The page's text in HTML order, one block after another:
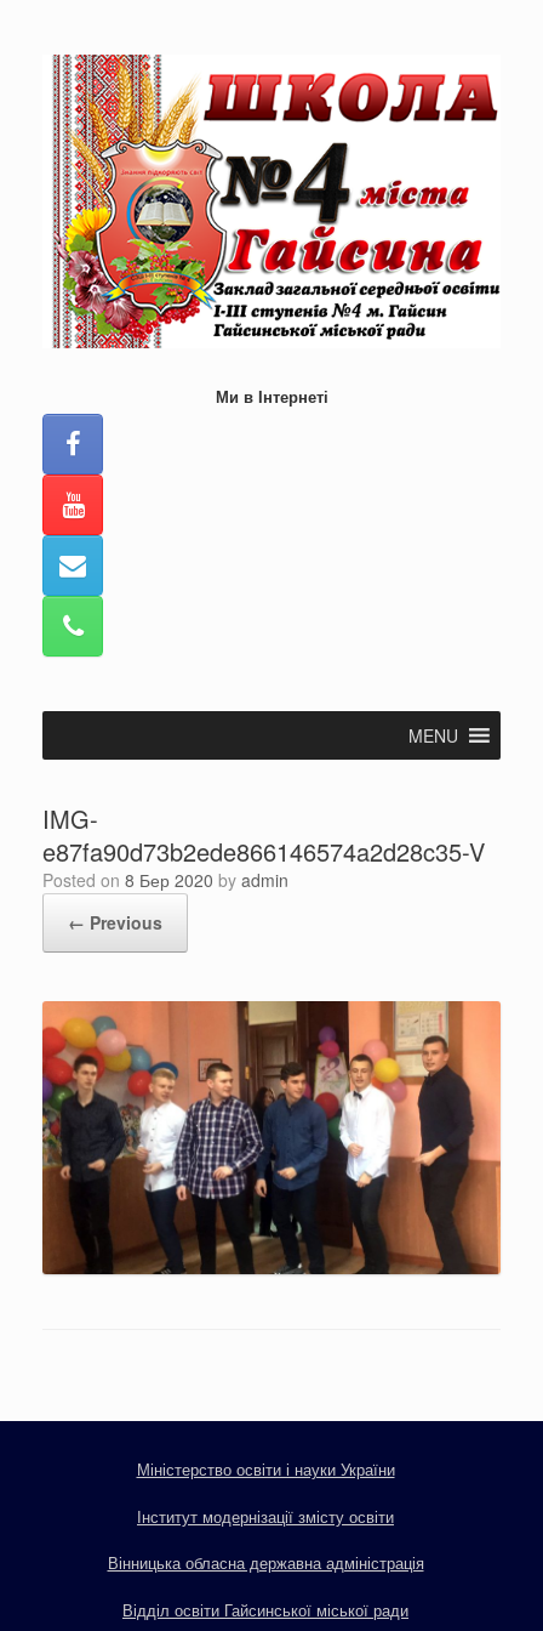
Ми в Інтернеті
MENU
IMG-
e87fa90d73b2ede866146574a2d28c35-V
Posted on 8 Бер 2020 by admin
← Previous
Міністерство освіти і науки України
Інститут модернізації змісту освіти
Вінницька обласна державна адміністрація
Відділ освіти Гайсинської міської ради